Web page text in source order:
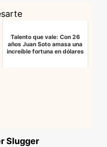
Talento que vale: Con 26
años Juan Soto amasa una
increíble fortuna en dólares
Slugger